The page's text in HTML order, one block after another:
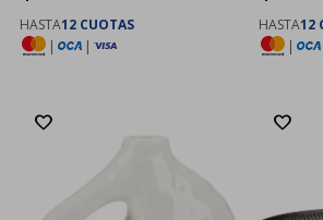
HASTA12 CUOTAS
|
|
HASTA12
|